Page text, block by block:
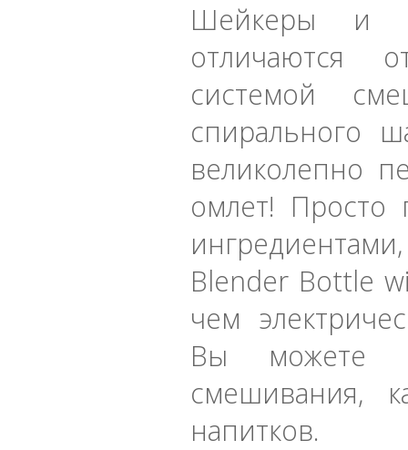
Шейкеры и
отличаются
системой
спирального
великолепно
омлет! Просто
Blender Bottle
чем
Вы можете
смешивания,
напитков.